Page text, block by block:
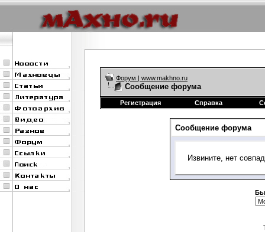
Форум | www.makhno.ru
Сообщение форума
Регистрация Справка
Сообщение форума
Извините, нет